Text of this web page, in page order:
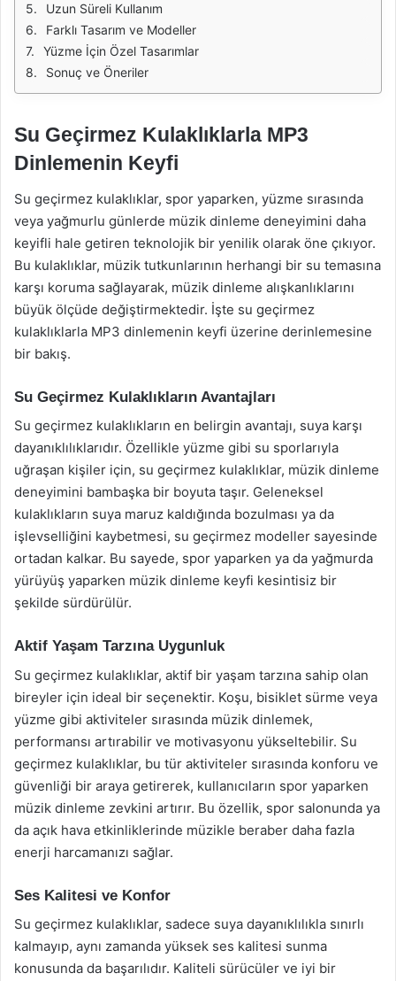
Uzun Süreli Kullanım
Farklı Tasarım ve Modeller
Yüzme İçin Özel Tasarımlar
Sonuç ve Öneriler
Su Geçirmez Kulaklıklarla MP3
Dinlemenin Keyfi
Su geçirmez kulaklıklar, spor yaparken, yüzme sırasında
veya yağmurlu günlerde müzik dinleme deneyimini daha
keyifli hale getiren teknolojik bir yenilik olarak öne çıkıyor.
Bu kulaklıklar, müzik tutkunlarının herhangi bir su temasına
karşı koruma sağlayarak, müzik dinleme alışkanlıklarını
büyük ölçüde değiştirmektedir. İşte su geçirmez
kulaklıklarla MP3 dinlemenin keyfi üzerine derinlemesine
bir bakış.
Su Geçirmez Kulaklıkların Avantajları
Su geçirmez kulaklıkların en belirgin avantajı, suya karşı
dayanıklılıklarıdır. Özellikle yüzme gibi su sporlarıyla
uğraşan kişiler için, su geçirmez kulaklıklar, müzik dinleme
deneyimini bambaşka bir boyuta taşır. Geleneksel
kulaklıkların suya maruz kaldığında bozulması ya da
işlevselliğini kaybetmesi, su geçirmez modeller sayesinde
ortadan kalkar. Bu sayede, spor yaparken ya da yağmurda
yürüyüş yaparken müzik dinleme keyfi kesintisiz bir
şekilde sürdürülür.
Aktif Yaşam Tarzına Uygunluk
Su geçirmez kulaklıklar, aktif bir yaşam tarzına sahip olan
bireyler için ideal bir seçenektir. Koşu, bisiklet sürme veya
yüzme gibi aktiviteler sırasında müzik dinlemek,
performansı artırabilir ve motivasyonu yükseltebilir. Su
geçirmez kulaklıklar, bu tür aktiviteler sırasında konforu ve
güvenliği bir araya getirerek, kullanıcıların spor yaparken
müzik dinleme zevkini artırır. Bu özellik, spor salonunda ya
da açık hava etkinliklerinde müzikle beraber daha fazla
enerji harcamanızı sağlar.
Ses Kalitesi ve Konfor
Su geçirmez kulaklıklar, sadece suya dayanıklılıkla sınırlı
kalmayıp, aynı zamanda yüksek ses kalitesi sunma
konusunda da başarılıdır. Kaliteli sürücüler ve iyi bir